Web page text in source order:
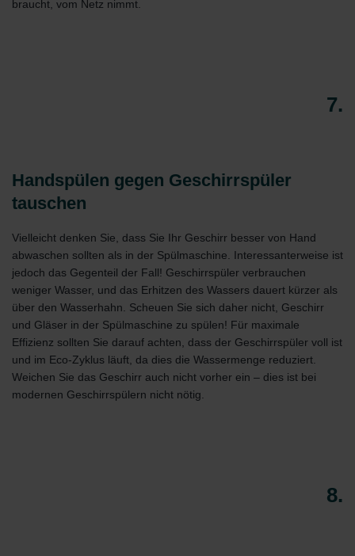
braucht, vom Netz nimmt.
7.
Handspülen gegen Geschirrspüler
tauschen
Vielleicht denken Sie, dass Sie Ihr Geschirr besser von Hand
abwaschen sollten als in der Spülmaschine. Interessanterweise ist
jedoch das Gegenteil der Fall! Geschirrspüler verbrauchen
weniger Wasser, und das Erhitzen des Wassers dauert kürzer als
über den Wasserhahn. Scheuen Sie sich daher nicht, Geschirr
und Gläser in der Spülmaschine zu spülen! Für maximale
Effizienz sollten Sie darauf achten, dass der Geschirrspüler voll ist
und im Eco-Zyklus läuft, da dies die Wassermenge reduziert.
Weichen Sie das Geschirr auch nicht vorher ein – dies ist bei
modernen Geschirrspülern nicht nötig.
8.